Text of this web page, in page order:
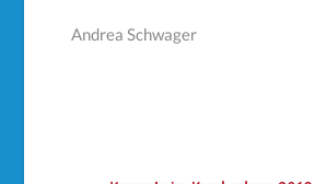
Andrea Schwager